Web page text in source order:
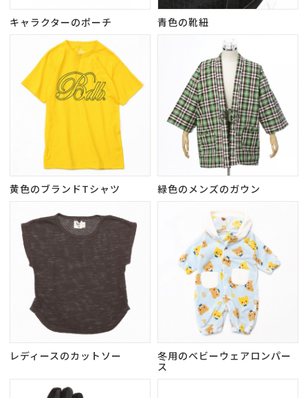
キャラクターのポーチ 青色の靴紐
黄色のブランドTシャツ 緑色のメンズのガウン
レディースのカットソー
冬用のベビーウェアロンパー
ス